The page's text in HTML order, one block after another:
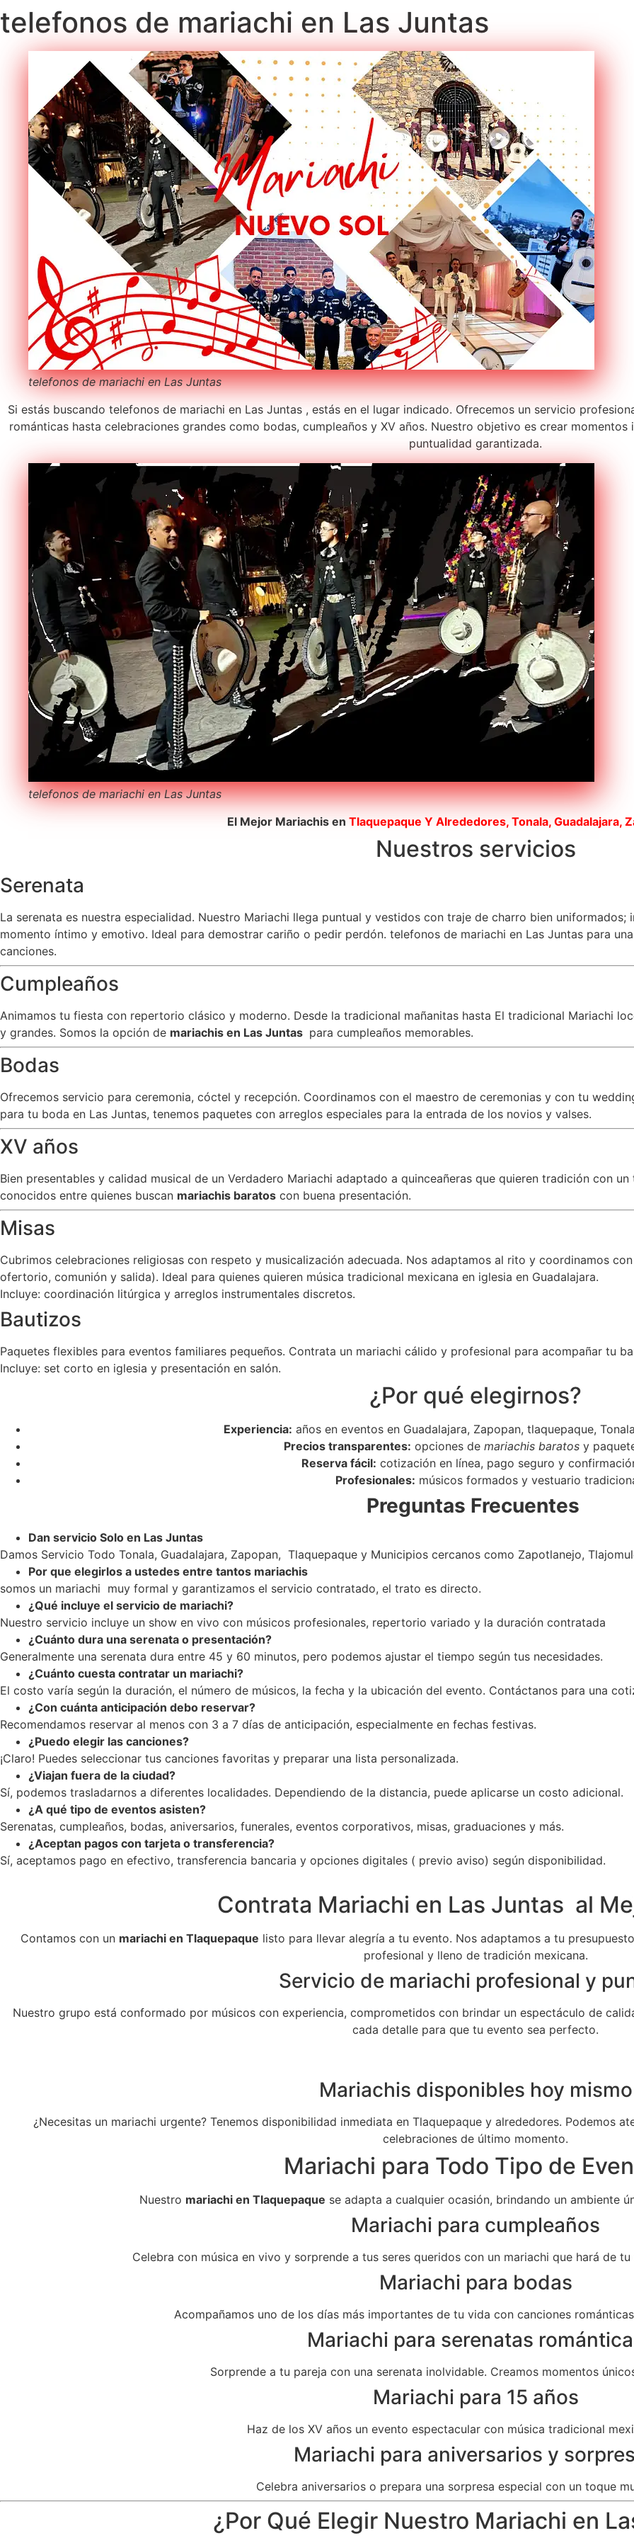
telefonos de mariachi en Las Juntas
telefonos de mariachi en Las Juntas
Si estás buscando telefonos de mariachi en Las Juntas , estás en el lugar indicado. Ofrecemos un servicio
románticas hasta celebraciones grandes como bodas, cumpleaños y XV años. Nuestro objetivo es crear
puntualidad garantizada.
telefonos de mariachi en Las Juntas
El Mejor Mariachis en Tlaquepaque Y Alrededores, Tonala, Guadalajara,
Nuestros servicios
Serenata
La serenata es nuestra especialidad. Nuestro Mariachi llega puntual y vestidos con traje de charro bien
momento íntimo y emotivo. Ideal para demostrar cariño o pedir perdón. telefonos de mariachi en Las Juntas para
canciones.
Cumpleaños
Animamos tu fiesta con repertorio clásico y moderno. Desde la tradicional mañanitas hasta El tradicional Mariachi
y grandes. Somos la opción de mariachis en Las Juntas para cumpleaños memorables.
Bodas
Ofrecemos servicio para ceremonia, cóctel y recepción. Coordinamos con el maestro de ceremonias y con tu
para tu boda en Las Juntas, tenemos paquetes con arreglos especiales para la entrada de los novios y valses.
XV años
Bien presentables y calidad musical de un Verdadero Mariachi adaptado a quinceañeras que quieren tradición con
conocidos entre quienes buscan mariachis baratos con buena presentación.
Misas
Cubrimos celebraciones religiosas con respeto y musicalización adecuada. Nos adaptamos al rito y coordinamos
ofertorio, comunión y salida). Ideal para quienes quieren música tradicional mexicana en iglesia en Guadalajara.
Incluye: coordinación litúrgica y arreglos instrumentales discretos.
Bautizos
Paquetes flexibles para eventos familiares pequeños. Contrata un mariachi cálido y profesional para acompañar tu
Incluye: set corto en iglesia y presentación en salón.
¿Por qué elegirnos?
Experiencia: años en eventos en Guadalajara, Zapopan, tlaquepaque,
Precios transparentes: opciones de mariachis baratos y
Reserva fácil: cotización en línea, pago seguro y
Profesionales: músicos formados y vestuario
Preguntas Frecuentes
Dan servicio Solo en Las Juntas
Damos Servicio Todo Tonala, Guadalajara, Zapopan, Tlaquepaque y Municipios cercanos como Zapotlanejo,
Por que elegirlos a ustedes entre tantos mariachis
somos un mariachi muy formal y garantizamos el servicio contratado, el trato es directo.
¿Qué incluye el servicio de mariachi?
Nuestro servicio incluye un show en vivo con músicos profesionales, repertorio variado y la duración contratada
¿Cuánto dura una serenata o presentación?
Generalmente una serenata dura entre 45 y 60 minutos, pero podemos ajustar el tiempo según tus necesidades.
¿Cuánto cuesta contratar un mariachi?
El costo varía según la duración, el número de músicos, la fecha y la ubicación del evento. Contáctanos para una
¿Con cuánta anticipación debo reservar?
Recomendamos reservar al menos con 3 a 7 días de anticipación, especialmente en fechas festivas.
¿Puedo elegir las canciones?
¡Claro! Puedes seleccionar tus canciones favoritas y preparar una lista personalizada.
¿Viajan fuera de la ciudad?
Sí, podemos trasladarnos a diferentes localidades. Dependiendo de la distancia, puede aplicarse un costo adicional.
¿A qué tipo de eventos asisten?
Serenatas, cumpleaños, bodas, aniversarios, funerales, eventos corporativos, misas, graduaciones y más.
¿Aceptan pagos con tarjeta o transferencia?
Sí, aceptamos pago en efectivo, transferencia bancaria y opciones digitales ( previo aviso) según disponibilidad.
Contrata Mariachi en Las Juntas al
Contamos con un mariachi en Tlaquepaque listo para llevar alegría a tu evento. Nos adaptamos a tu
profesional y lleno de tradición mexicana.
Servicio de mariachi profesional y
Nuestro grupo está conformado por músicos con experiencia, comprometidos con brindar un espectáculo de
cada detalle para que tu evento sea perfecto.
Mariachis disponibles hoy mismo
¿Necesitas un mariachi urgente? Tenemos disponibilidad inmediata en Tlaquepaque y alrededores. Podemos
celebraciones de último momento.
Mariachi para Todo Tipo de
Nuestro mariachi en Tlaquepaque se adapta a cualquier ocasión, brindando un ambiente
Mariachi para cumpleaños
Celebra con música en vivo y sorprende a tus seres queridos con un mariachi que hará de
Mariachi para bodas
Acompañamos uno de los días más importantes de tu vida con canciones
Mariachi para serenatas
Sorprende a tu pareja con una serenata inolvidable. Creamos momentos
Mariachi para 15 años
Haz de los XV años un evento espectacular con música tradicional
Mariachi para aniversarios y
Celebra aniversarios o prepara una sorpresa especial con un toque
¿Por Qué Elegir Nuestro Mariachi en